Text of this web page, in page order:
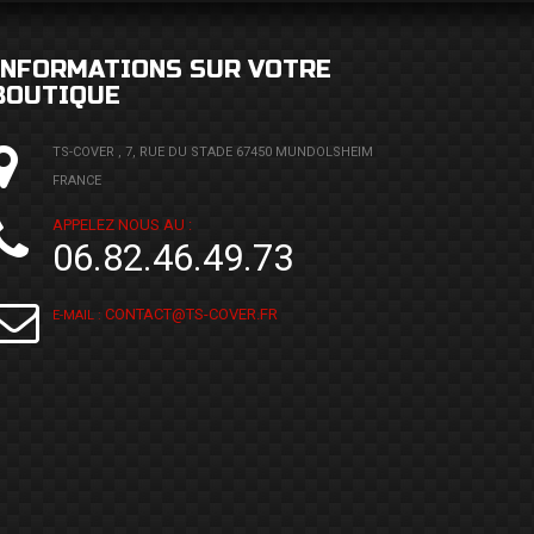
SUR VOTRE
TS-COVER , 7, RUE DU STADE 67450 MUNDOLSHEIM
FRANCE
APPELEZ NOUS AU :
06.82.46.49.73
E-MAIL : CONTACT@TS-COVER.FR